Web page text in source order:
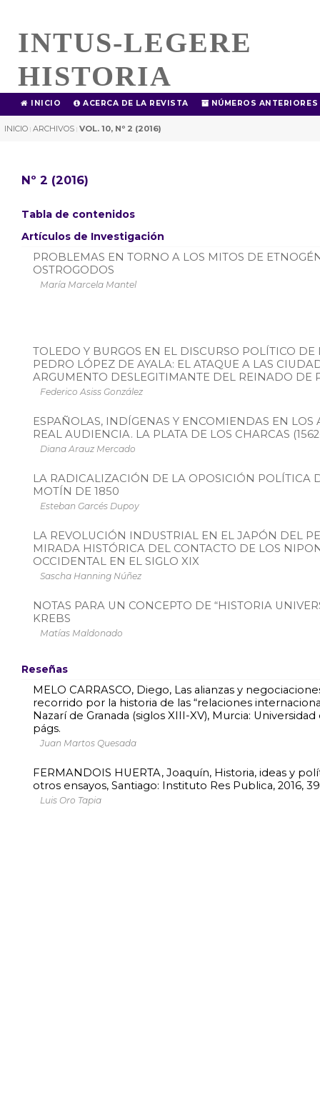
INTUS-LEGERE
HISTORIA
INICIO ACERCA DE LA REVISTA NÚMEROS ANTERIORES
INICIO | ARCHIVOS | VOL. 10, Nº 2 (2016)
Nº 2 (2016)
Tabla de contenidos
Artículos de Investigación
PROBLEMAS EN TORNO A LOS MITOS DE
OSTROGODOS
María Marcela Mantel
TOLEDO Y BURGOS EN EL DISCURSO POLÍTICO
PEDRO LÓPEZ DE AYALA: EL ATAQUE A LAS
ARGUMENTO DESLEGITIMANTE DEL REINADO DE
Federico Asiss González
ESPAÑOLAS, INDÍGENAS Y ENCOMIENDAS EN LOS
REAL AUDIENCIA. LA PLATA DE LOS CHARCAS
Diana Arauz Mercado
LA RADICALIZACIÓN DE LA OPOSICIÓN POLÍTICA
MOTÍN DE 1850
Esteban Garcés Dupoy
LA REVOLUCIÓN INDUSTRIAL EN EL JAPÓN DEL
MIRADA HISTÓRICA DEL CONTACTO DE LOS
OCCIDENTAL EN EL SIGLO XIX
Sascha Hanning Núñez
NOTAS PARA UN CONCEPTO DE “HISTORIA
KREBS
Matías Maldonado
Reseñas
MELO CARRASCO, Diego, Las alianzas y
recorrido por la historia de las “relaciones
Nazarí de Granada (siglos XIII-XV), Murcia: Universidad
págs.
Juan Martos Quesada
FERMANDOIS HUERTA, Joaquín, Historia, ideas y
otros ensayos, Santiago: Instituto Res Publica, 2016,
Luis Oro Tapia